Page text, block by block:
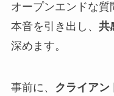
オープンエンドな
本音を引き出し、 共
深めます。
事前に、 クライアン